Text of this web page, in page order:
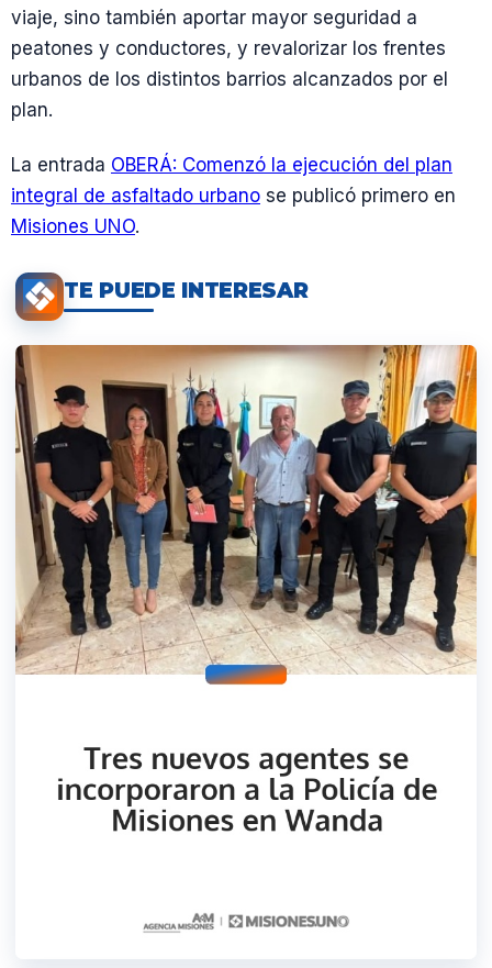
viaje, sino también aportar mayor seguridad a
peatones y conductores, y revalorizar los frentes
urbanos de los distintos barrios alcanzados por el
plan.
La entrada OBERÁ: Comenzó la ejecución del plan
integral de asfaltado urbano se publicó primero en
Misiones UNO.
TE PUEDE INTERESAR